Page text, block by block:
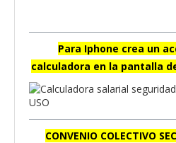
Para Iphone crea un
calculadora en la pantalla
CONVENIO COLECTIVO